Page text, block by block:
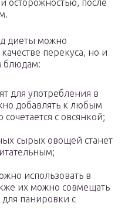
осторожностью, после
диеты можно
перекуса, но и
блюдам:
для употребления в
добавлять к любым
с овсянкой;
сырых овощей станет
использовать в
их можно совмещать
для панировки с